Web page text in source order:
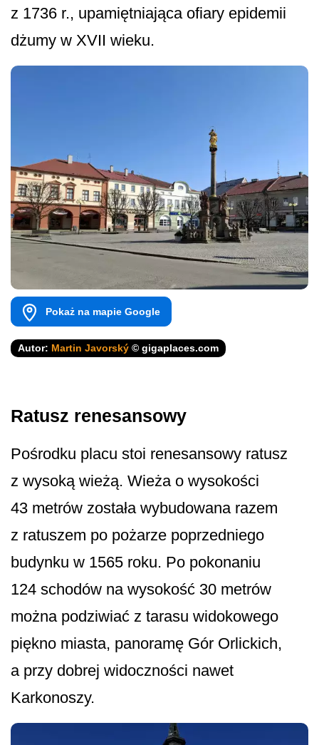
z 1736 r., upamiętniająca ofiary epidemii
dżumy w XVII wieku.
Pokaż na mapie Google
Autor: Martin Javorský © gigaplaces.com
Ratusz renesansowy
Pośrodku placu stoi renesansowy ratusz
z wysoką wieżą. Wieża o wysokości
43 metrów została wybudowana razem
z ratuszem po pożarze poprzedniego
budynku w 1565 roku. Po pokonaniu
124 schodów na wysokość 30 metrów
można podziwiać z tarasu widokowego
piękno miasta, panoramę Gór Orlickich,
a przy dobrej widoczności nawet
Karkonoszy.